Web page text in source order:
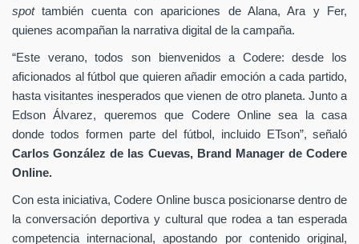
spottambién cuenta con apariciones de Alana, Ara y Fer,
quienes acompañan la narrativa digital de la campaña.
“Este verano, todos son bienvenidos a Codere: desde los
aficionados al fútbol que quieren añadir emoción a cada partido,
hasta visitantes inesperados que vienen de otro planeta. Junto a
Edson Álvarez, queremos que Codere Online sea la casa
donde todos formen parte del fútbol, incluido ETson”, señaló
Carlos González de las Cuevas, Brand Manager de Codere
Online.
Con esta iniciativa, Codere Online busca posicionarse dentro de
la conversación deportiva y cultural que rodea a tan esperada
competencia internacional, apostando por contenido original,